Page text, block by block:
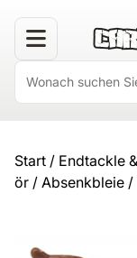
Start / Endtackle
ör / Absenkbleie /